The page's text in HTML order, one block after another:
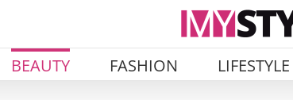
BEAUTY FASHION LIFESTYLE